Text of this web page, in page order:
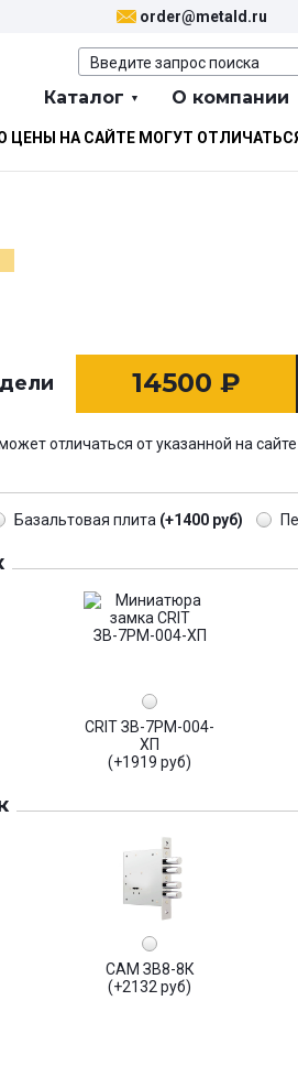
order@metald.ru
Каталог О компании
НА САЙТЕ МОГУТ
14500 ₽
отличаться от указанной на
Базальтовая плита (+1400 руб)
CRIT ЗВ-7РМ-004-
ХП
(+1919 руб)
САМ ЗВ8-8К
(+2132 руб)